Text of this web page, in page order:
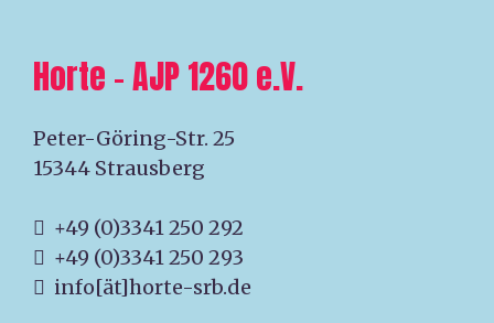
Horte – AJP 1260 e.V.
Peter-Göring-Str. 25
15344 Strausberg
+49 (0)3341 250 292
+49 (0)3341 250 293
info[ät]horte-srb.de